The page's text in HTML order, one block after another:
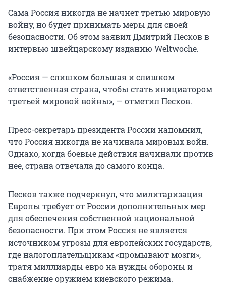
Сама Россия никогда не начнет третью мировую
войну, но будет принимать меры для своей
безопасности. Об этом заявил Дмитрий Песков в
интервью швейцарскому изданию Weltwoche.
«Россия — слишком большая и слишком
ответственная страна, чтобы стать инициатором
третьей мировой войны», — отметил Песков.
Пресс-секретарь президента России напомнил,
что Россия никогда не начинала мировых войн.
Однако, когда боевые действия начинали против
нее, страна отвечала до самого конца.
Песков также подчеркнул, что милитаризация
Европы требует от России дополнительных мер
для обеспечения собственной национальной
безопасности. При этом Россия не является
источником угрозы для европейских государств,
где налогоплательщикам «промывают мозги»,
тратя миллиарды евро на нужды обороны и
снабжение оружием киевского режима.